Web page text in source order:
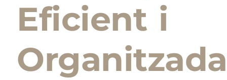
Eficient i
Organitzada